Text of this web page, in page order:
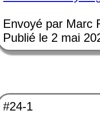
Envoyé par Marc
Publié le 2 mai
#24-1